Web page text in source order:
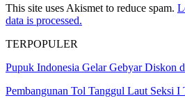
This site uses Akismet to reduce spam.
data is processed.
TERPOPULER
Pupuk Indonesia Gelar Gebyar Diskon
Pembangunan Tol Tanggul Laut Seksi I